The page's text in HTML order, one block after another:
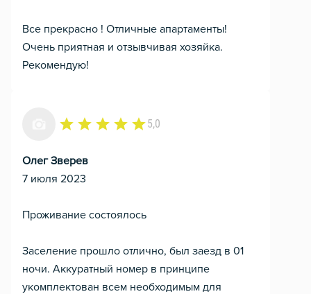
Все прекрасно ! Отличные апартаменты!
Очень приятная и отзывчивая хозяйка.
Рекомендую!
5,0
Олег Зверев
7 июля 2023
Проживание состоялось
Заселение прошло отлично, был заезд в 01
ночи. Аккуратный номер в принципе
укомплектован всем необходимым для